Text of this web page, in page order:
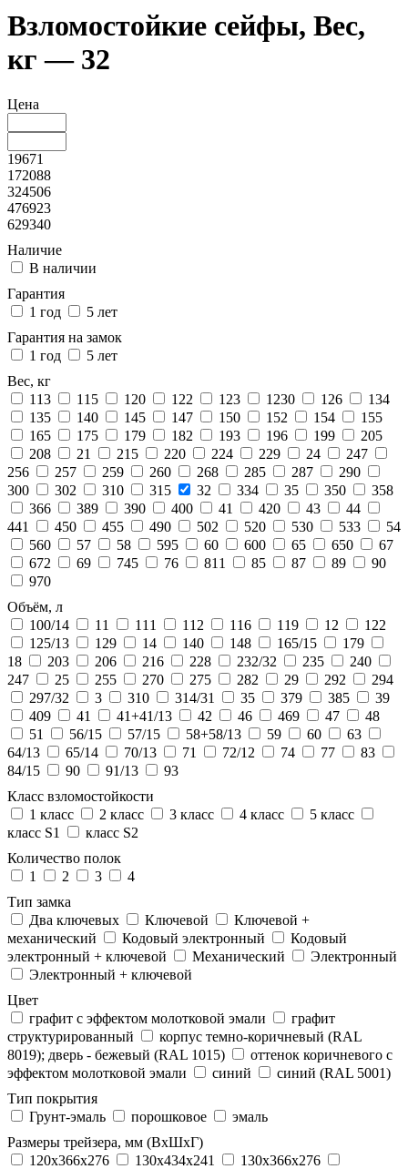
Взломостойкие сейфы, Вес,
кг — 32
Цена
19671
172088
324506
476923
629340
Наличие
В наличии
Гарантия
1 год
5 лет
Гарантия на замок
1 год
5 лет
Вес, кг
113
115 120 122 123 1230 126
134
135
140 145 147 150 152 154
155
165
175 179 182 193 196 199
205
208
21 215 220 224 229 24
247
256
257 259 260 268 285 287
290
300
302 310 315 32 334 35 350
358
366
389 390 400 41 420 43
44
441
450 455 490 502 520 530 533
54
560
57 58 595 60 600 65 650
67
672
69 745 76 811 85 87 89
90
970
Объём, л
100/14
11 111 112 116 119 12
122
125/13
129 14 140 148 165/15
179
18
203 206 216 228 232/32 235
240
247
25 255 270 275 282 29 292
294
297/32
3 310 314/31 35 379 385
39
409
41 41+41/13 42 46 469 47
48
51
56/15 57/15 58+58/13 59 60
63
64/13
65/14 70/13 71 72/12 74 77
83
84/15
90 91/13
93
Класс взломостойкости
1 класс
2 класс 3 класс 4 класс
5 класс
класс S1
класс S2
Количество полок
1
2 3
4
Тип замка
Два ключевых
Ключевой
Ключевой +
механический
Кодовый электронный
Кодовый
электронный + ключевой
Механический
Электронный
Электронный + ключевой
Цвет
графит с эффектом молотковой эмали
графит
структурированный
корпус темно-коричневый (RAL
8019); дверь - бежевый (RAL 1015)
оттенок коричневого с
эффектом молотковой эмали
синий
синий (RAL 5001)
Тип покрытия
Грунт-эмаль
порошковое
эмаль
Размеры трейзера, мм (ВхШхГ)
120x366x276
130x434x241
130х366х276